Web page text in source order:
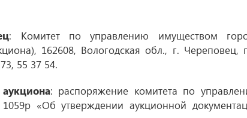
: Комитет по управлению имуществом
162608, Вологодская обл., г. Череповец,
55 37 54.
: распоряжение комитета по
«Об утверждении аукционной